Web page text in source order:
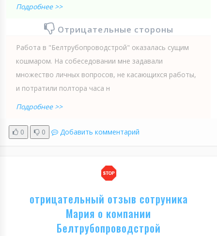
Подробнее >>
Отрицательные стороны
Работа в "Белтрубопроводстрой" оказалась сущим
кошмаром. На собеседовании мне задавали
множество личных вопросов, не касающихся работы,
и потратили полтора часа н
Подробнее >>
0 0 Добавить комментарий
отрицательный отзыв сотруника
Мария о компании
Белтрубопроводстрой